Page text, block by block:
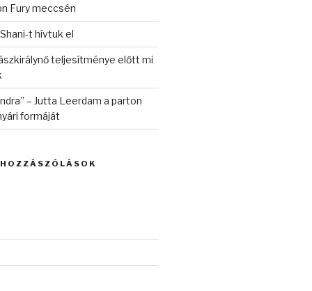
Fury meccsén
t hívtuk el
teljesítménye előtt mi
– Jutta Leerdam a parton
formáját